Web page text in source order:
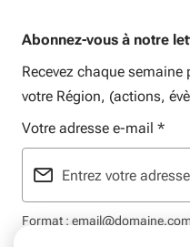
Abonnez-vous à notre
Recevez chaque
votre Région, (actions,
Votre adresse e-mail *
Format :